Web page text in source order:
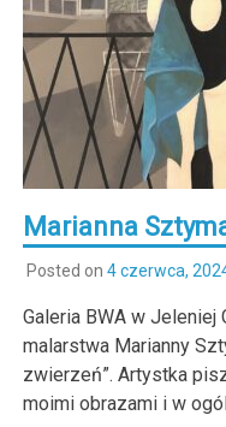
Marianna
Posted on 4 czerwca,
Galeria BWA w
malarstwa Marianny
zwierzeń”. Artystka
moimi obrazami i w